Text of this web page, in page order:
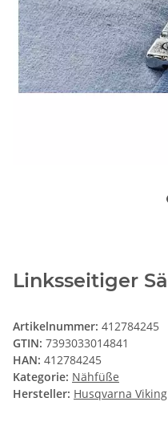
Linksseitiger
Artikelnummer: 412784245
GTIN: 7393033014841
HAN: 412784245
Kategorie: Nähfüße
Hersteller: Husqvarna Viking